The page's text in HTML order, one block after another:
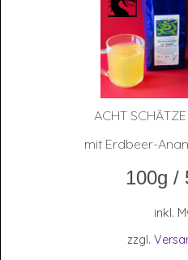
ACHT
mit Erdbeer-
100g /
inkl.
zzgl.